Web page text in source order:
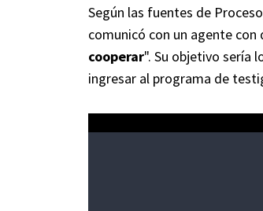
Según las fuentes de
comunicó con un agente
cooperar". Su objetivo sería
ingresar al programa de